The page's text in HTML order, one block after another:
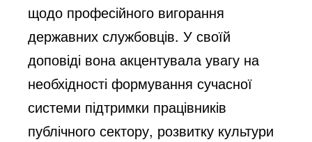
щодо професійного вигорання
державних службовців. У своїй
доповіді вона акцентувала увагу на
необхідності формування сучасної
системи підтримки працівників
публічного сектору, розвитку культури